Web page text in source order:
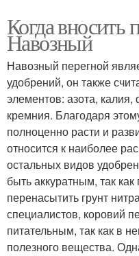
Когда вносить
Навозный
Навозный перегной
удобрений, он также
элементов: азота,
кремния. Благодаря
полноценно расти и
относится к наиболее
остальных видов
быть аккуратным, так
перенасытить грунт
специалистов, коровий
питательным, так как в
полезного вещества.